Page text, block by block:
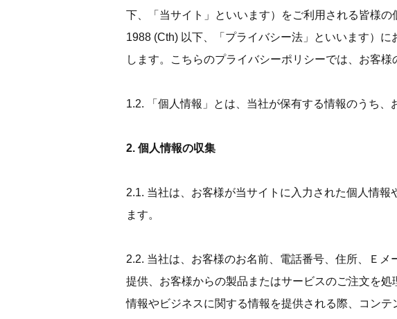
下、「当サイト」といいます）をご利用される皆様
1988 (Cth) 以下、「プライバシー法」といいます）
します。こちらのプライバシーポリシーでは、お客
1.2. 「個人情報」とは、当社が保有する情報のうち、
2. 個人情報の収集
2.1. 当社は、お客様が当サイトに入力された個人情
ます。
2.2. 当社は、お客様のお名前、電話番号、住所、Ｅ
提供、お客様からの製品またはサービスのご注文を
情報やビジネスに関する情報を提供される際、コン